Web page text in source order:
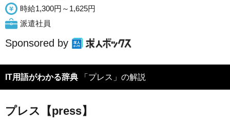
時給1,300円～1,625円
派遣社員
Sponsored by
IT用語がわかる辞典 「プレス」の解説
プレス【press】